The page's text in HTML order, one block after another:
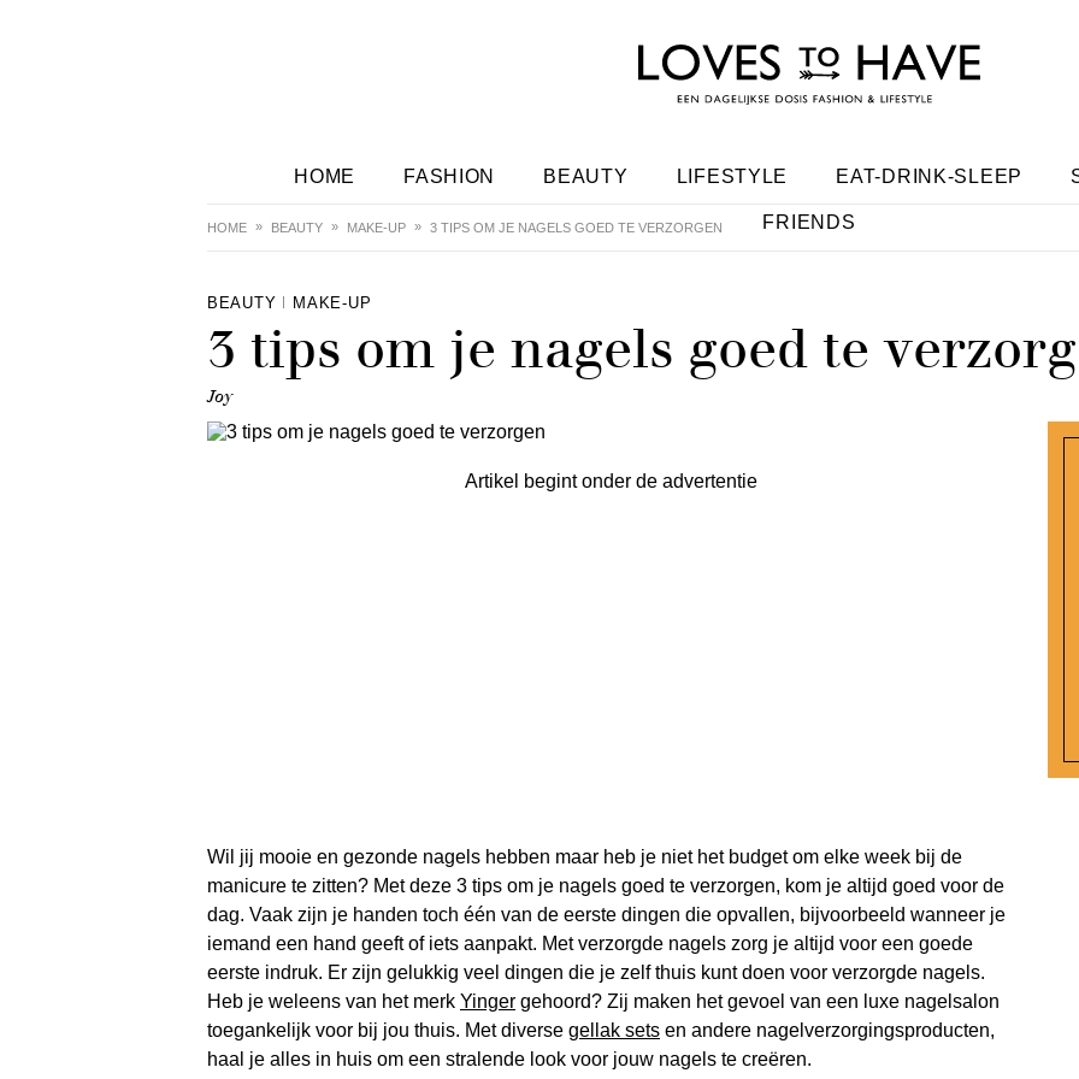
HOME FASHION BEAUTY LIFESTYLE EAT-DRINK-SLEEP
FRIENDS
HOME BEAUTY MAKE-UP 3 TIPS OM JE NAGELS GOED TE VERZORGEN
BEAUTY MAKE-UP
3 tips om je nagels goed te
Joy
Artikel begint onder de advertentie
Wil jij mooie en gezonde nagels hebben maar heb je niet het budget om elke week bij de
manicure te zitten? Met deze 3 tips om je nagels goed te verzorgen, kom je altijd goed voor de
dag. Vaak zijn je handen toch één van de eerste dingen die opvallen, bijvoorbeeld wanneer je
iemand een hand geeft of iets aanpakt. Met verzorgde nagels zorg je altijd voor een goede
eerste indruk. Er zijn gelukkig veel dingen die je zelf thuis kunt doen voor verzorgde nagels.
Heb je weleens van het merk Yinger gehoord? Zij maken het gevoel van een luxe nagelsalon
toegankelijk voor bij jou thuis. Met diverse gellak sets en andere nagelverzorgingsproducten,
haal je alles in huis om een stralende look voor jouw nagels te creëren.